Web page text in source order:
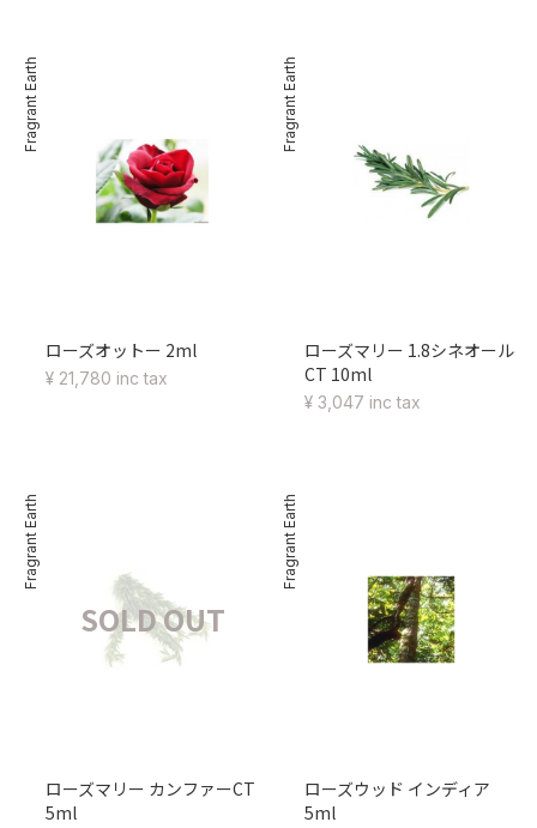
Fragrant Earth
ローズオットー 2ml
¥ 21,780 inc tax
Fragrant Earth
ローズマリー 1.8シネオール
CT 10ml
¥ 3,047 inc tax
Fragrant Earth
SOLD OUT
ローズマリー カンファーCT
5ml
Fragrant Earth
ローズウッド インディア
5ml